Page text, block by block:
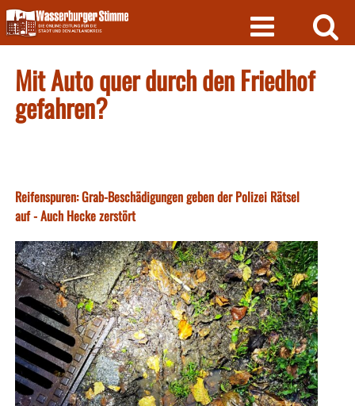
Skip
to
content
Mit Auto quer durch den Friedhof
gefahren?
Reifenspuren: Grab-Beschädigungen geben der Polizei Rätsel
auf - Auch Hecke zerstört